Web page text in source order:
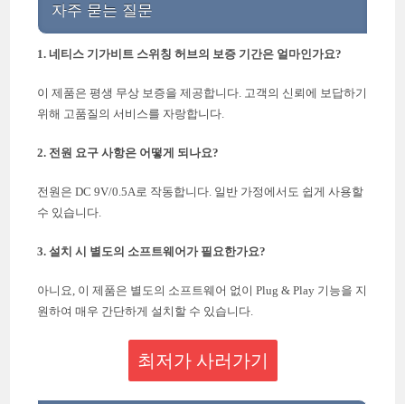
자주 묻는 질문
1. 네티스 기가비트 스위칭 허브의 보증 기간은 얼마인가요?
이 제품은 평생 무상 보증을 제공합니다. 고객의 신뢰에 보답하기
위해 고품질의 서비스를 자랑합니다.
2. 전원 요구 사항은 어떻게 되나요?
전원은 DC 9V/0.5A로 작동합니다. 일반 가정에서도 쉽게 사용할
수 있습니다.
3. 설치 시 별도의 소프트웨어가 필요한가요?
아니요, 이 제품은 별도의 소프트웨어 없이 Plug & Play 기능을 지
원하여 매우 간단하게 설치할 수 있습니다.
최저가 사러가기